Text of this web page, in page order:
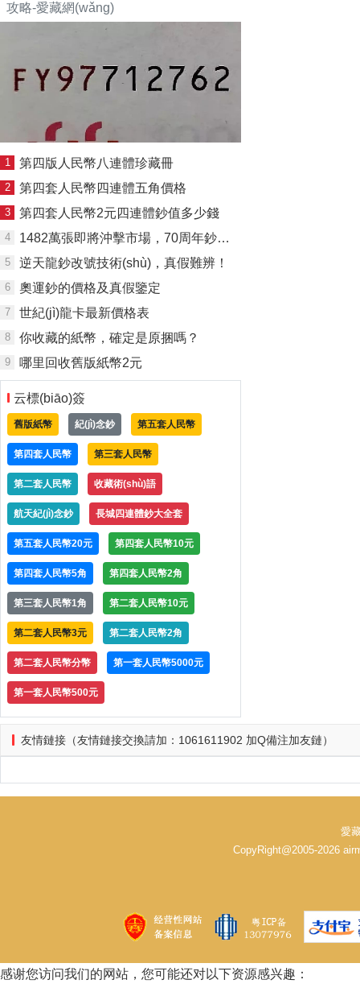
攻略-愛藏網(wǎng)
1 第四版人民幣八連體珍藏冊
2 第四套人民幣四連體五角價格
3 第四套人民幣2元四連體鈔值多少錢
4 1482萬張即將沖擊市場，70周年鈔價格會下跌嗎？
5 逆天龍鈔改號技術(shù)，真假難辨！
6 奧運鈔的價格及真假鑒定
7 世紀(jì)龍卡最新價格表
8 你收藏的紙幣，確定是原捆嗎？
9 哪里回收舊版紙幣2元
云標(biāo)簽
舊版紙幣 紀(jì)念鈔 第五套人民幣
第四套人民幣 第三套人民幣
第二套人民幣 收藏術(shù)語
航天紀(jì)念鈔 長城四連體鈔大全套
第五套人民幣20元 第四套人民幣10元
第四套人民幣5角 第四套人民幣2角
第三套人民幣1角 第二套人民幣10元
第二套人民幣3元 第二套人民幣2角
第二套人民幣分幣 第一套人民幣5000元
第一套人民幣500元
友情鏈接（友情鏈接交換請加：1061611902 加Q備注加友鏈）
愛
CopyRight@2005-2026
感谢您访问我们的网站，您可能还对以下资源感兴趣：